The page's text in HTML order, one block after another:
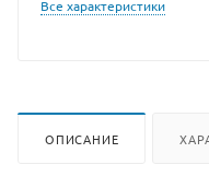
Все характеристики
ОПИСАНИЕ